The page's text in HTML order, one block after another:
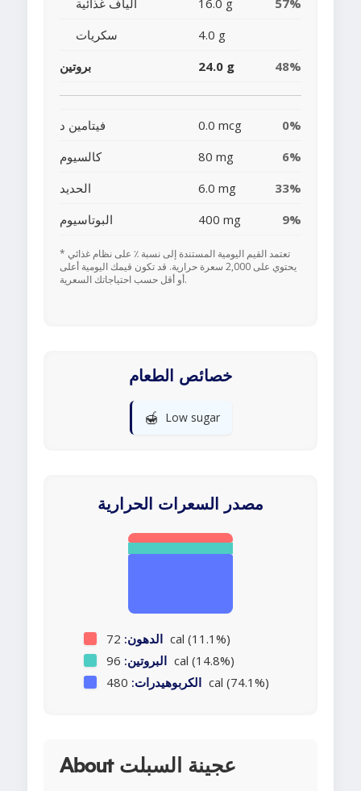
ألياف غذائية 16.0 g
57%
سكريات
4.0 g
بروتين
24.0 g 48%
فيتامين د 0.0 mcg
0%
كالسيوم
80 mg
6%
الحديد
6.0 mg
33%
البوتاسيوم
400 mg 9%
* تعتمد القيم اليومية المستندة إلى نسبة ٪ على نظام غذائي
يحتوي على 2,000 سعرة حرارية. قد تكون قيمك اليومية أعلى
أو أقل حسب احتياجاتك السعرية.
خصائص الطعام
🍯 Low sugar
مصدر السعرات الحرارية
الدهون: 72 cal (11.1%)
البروتين: 96 cal (14.8%)
الكربوهيدرات: 480 cal (74.1%)
About عجينة السبلت